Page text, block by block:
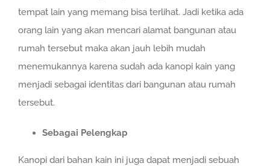
tempat lain yang memang bisa terlihat. Jadi ketika ada
orang lain yang akan mencari alamat bangunan atau
rumah tersebut maka akan jauh lebih mudah
menemukannya karena sudah ada kanopi kain yang
menjadi sebagai identitas dari bangunan atau rumah
tersebut.
Sebagai Pelengkap
Kanopi dari bahan kain ini juga dapat menjadi sebuah